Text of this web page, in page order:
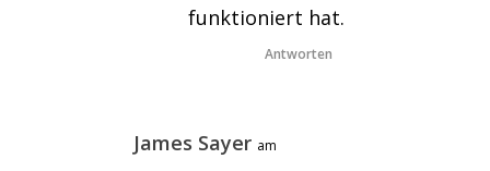
funktioniert hat.
Antworten
James Sayer am